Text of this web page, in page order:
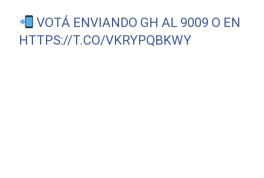
VOTÁ ENVIANDO GH AL 9009 O EN
HTTPS://T.CO/VKRYPQBKWY